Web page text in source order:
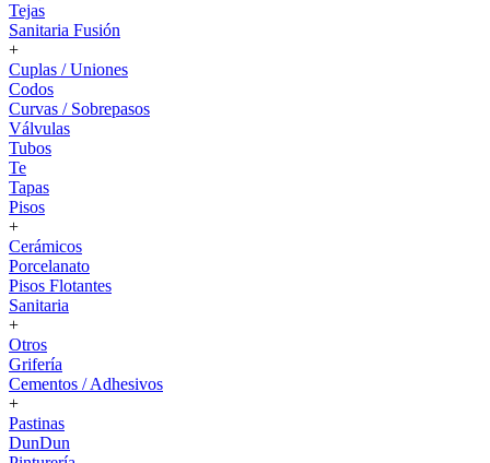
Tejas
Sanitaria Fusión
+
Cuplas / Uniones
Codos
Curvas / Sobrepasos
Válvulas
Tubos
Te
Tapas
Pisos
+
Cerámicos
Porcelanato
Pisos Flotantes
Sanitaria
+
Otros
Grifería
Cementos / Adhesivos
+
Pastinas
DunDun